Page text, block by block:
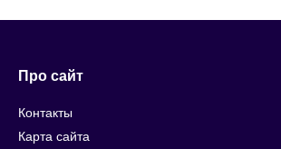
Про сайт
Контакты
Карта сайта